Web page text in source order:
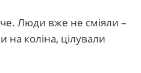
Люди вже не сміяли –
на коліна, цілували